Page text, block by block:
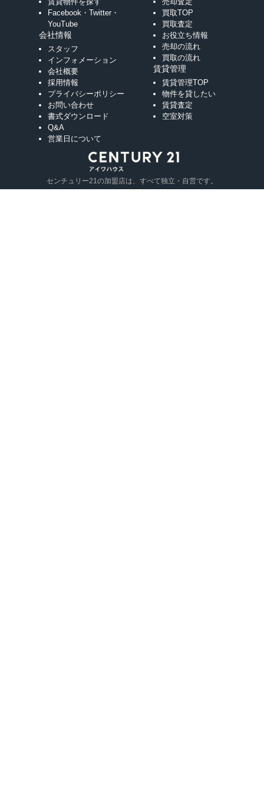
Facebook・Twitter・
YouTube
会社情報
スタッフ
インフォメーション
会社概要
採用情報
プライバシーポリシー
お問い合わせ
書式ダウンロード
Q&A
営業日について
買取TOP
買取査定
お役立ち情報
売却の流れ
買取の流れ
賃貸管理
賃貸管理TOP
物件を貸したい
賃貸査定
空室対策
センチュリー21の加盟店は、すべて独立・自営です。